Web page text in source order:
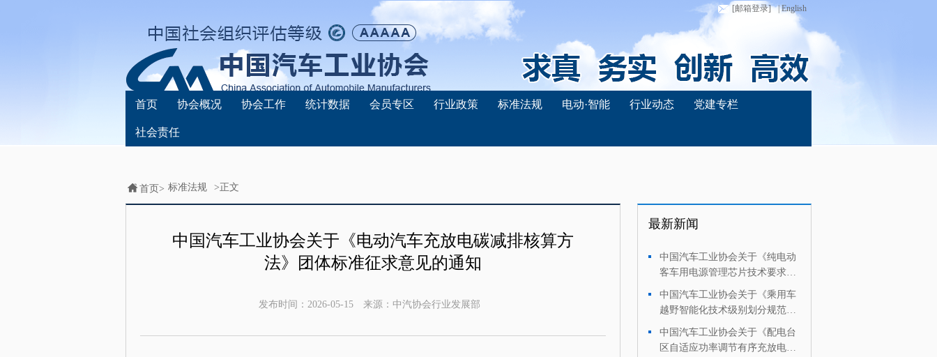
[邮箱登录] | English
首页 协会概况 协会工作 统计数据 会员专区 行业政策 标准法规 电动·智能 行业动态 党建专栏
社会责任
首页> 标准法规 >正文
中国汽车工业协会关于《电动汽车充放电碳减排核算方
法》团体标准征求意见的通知
发布时间： 2026-05-15 来源： 中汽协会行业发展部
最新新闻
中国汽车工业协会关于《纯电动
客车用电源管理芯片技术要求及
试验方法》团体标准征求意见的
通知
中国汽车工业协会关于《乘用车
越野智能化技术级别划分规范》
团体标准征求意见的通知
中国汽车工业协会关于《配电台
区自适应功率调节有序充放电技